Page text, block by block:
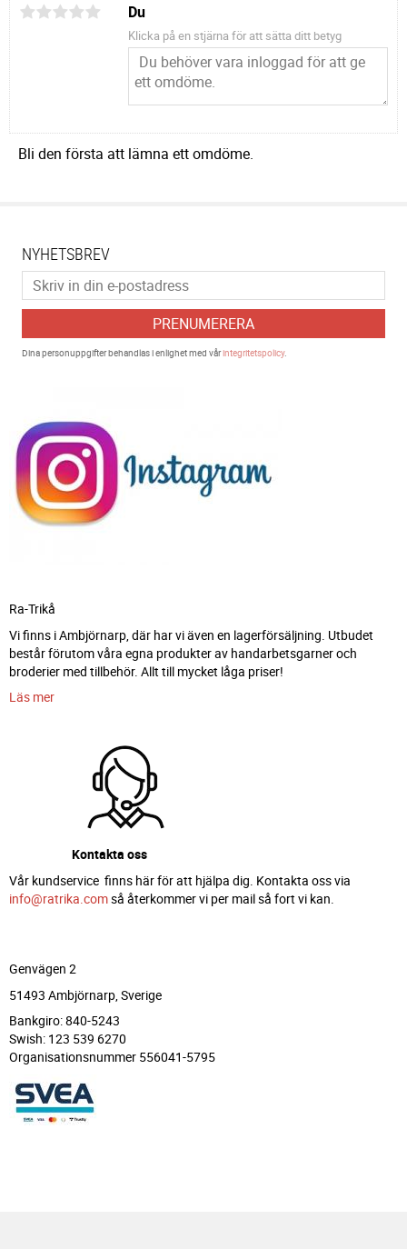
Du
Klicka på en stjärna för att sätta ditt betyg
Bli den första att lämna ett omdöme.
NYHETSBREV
PRENUMERERA
Dina personuppgifter behandlas i enlighet med vårintegritetspolicy.
Ra-Trikå
Vi finns i Ambjörnarp, där har vi även en lagerförsäljning. Utbudet
består förutom våra egna produkter av handarbetsgarner och
broderier med tillbehör. Allt till mycket låga priser!
Läs mer
Kontakta oss
Vår kundservice finns här för att hjälpa dig. Kontakta oss via
info@ratrika.comså återkommer vi per mail så fort vi kan.
Genvägen 2
51493 Ambjörnarp, Sverige
Bankgiro: 840-5243
Swish: 123 539 6270
Organisationsnummer 556041-5795